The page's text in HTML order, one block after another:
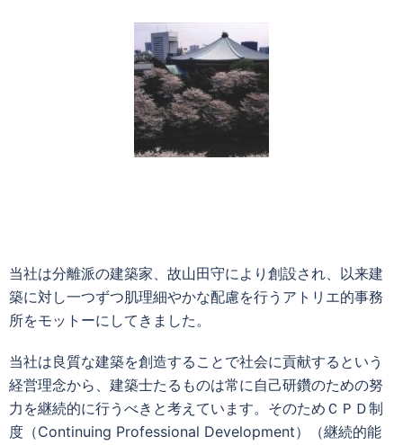
当社は分離派の建築家、故山田守により創設され、以来建
築に対し一つずつ肌理細やかな配慮を行うアトリエ的事務
所をモットーにしてきました。
当社は良質な建築を創造することで社会に貢献するという
経営理念から、建築士たるものは常に自己研鑽のための努
力を継続的に行うべきと考えています。そのためＣＰＤ制
度（Continuing Professional Development）（継続的能